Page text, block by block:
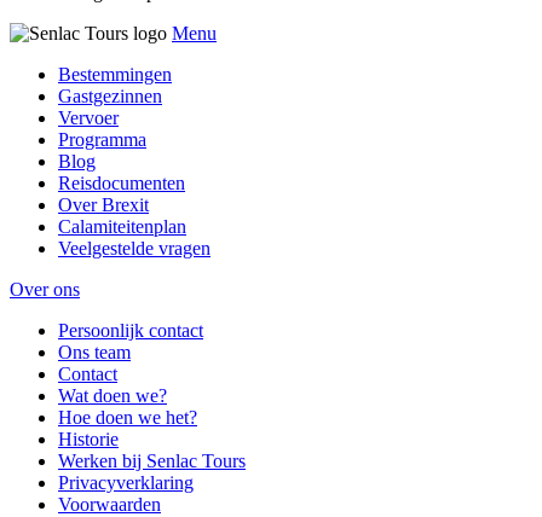
Menu
Bestemmingen
Gastgezinnen
Vervoer
Programma
Blog
Reisdocumenten
Over Brexit
Calamiteitenplan
Veelgestelde vragen
Over ons
Persoonlijk contact
Ons team
Contact
Wat doen we?
Hoe doen we het?
Historie
Werken bij Senlac Tours
Privacyverklaring
Voorwaarden